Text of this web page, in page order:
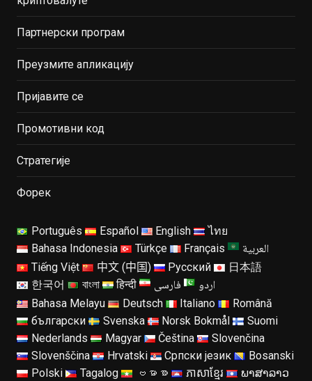
Партнерски програм
Преузмите апликацију
Пријавите се
Промотивни код
Стратегије
Форек
Português Español English
ไทย
Bahasa Indonesia
Türkçe Français العربية
Tiếng Việt 中文 (中国) Русский
日本語
한국어
বাংলা हिन्दी فارسی اردو
Bahasa Melayu Deutsch Italiano
Română
български
Svenska Norsk Bokmål
Suomi
Nederlands
Magyar Čeština
Slovenčina
Slovenščina
Hrvatski Српски језик
Bosanski
Polski
Tagalog ဗမာစာ ភាសាខ្មែរ ພາສາລາວ